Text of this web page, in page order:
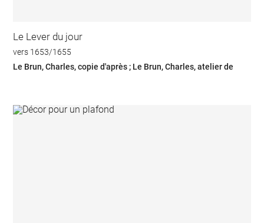
Le Lever du jour
vers 1653/1655
Le Brun, Charles, copie d'après ; Le Brun, Charles, atelier de